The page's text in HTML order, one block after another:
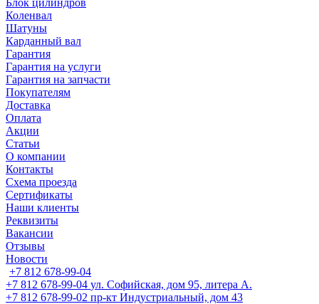
Блок цилиндров
Коленвал
Шатуны
Карданный вал
Гарантия
Гарантия на услуги
Гарантия на запчасти
Покупателям
Доставка
Оплата
Акции
Статьи
О компании
Контакты
Схема проезда
Сертификаты
Наши клиенты
Реквизиты
Вакансии
Отзывы
Новости
+7 812 678-99-04
+7 812 678-99-04 ул. Софийская, дом 95, литера А.
+7 812 678-99-02 пр-кт Индустриальный, дом 43